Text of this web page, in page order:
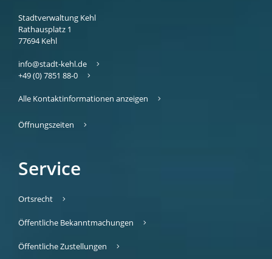
Stadtverwaltung Kehl
Rathausplatz 1
77694 Kehl
info@stadt-kehl.de
+49 (0) 7851 88-0
Alle Kontaktinformationen anzeigen
Öffnungszeiten
Service
Ortsrecht
Öffentliche Bekanntmachungen
Öffentliche Zustellungen